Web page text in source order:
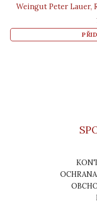
Weingut Peter Lauer,